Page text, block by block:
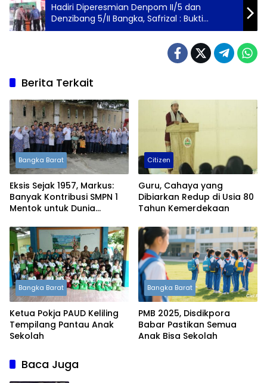
Hadiri Diperesmian Denpom II/5 dan
Denzibang 5/II Bangka, Safrizal : Bukti
Komitmen Bangun Pertahanan
Berita Terkait
Bangka Barat
Eksis Sejak 1957, Markus:
Banyak Kontribusi SMPN 1
Mentok untuk Dunia
Citizen
Guru, Cahaya yang
Dibiarkan Redup di Usia 80
Tahun Kemerdekaan
Bangka Barat
Ketua Pokja PAUD Keliling
Tempilang Pantau Anak
Sekolah
Bangka Barat
PMB 2025, Disdikpora
Babar Pastikan Semua
Anak Bisa Sekolah
Baca Juga